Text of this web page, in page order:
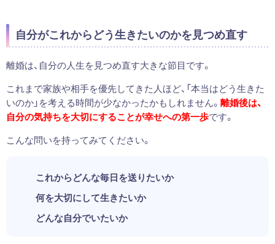
自分がこれからどう生きたいのかを見つめ直す
離婚は、自分の人生を見つめ直す大きな節目です。
これまで家族や相手を優先してきた人ほど、「本当はどう生きた
いのか」を考える時間が少なかったかもしれません。 離婚後は、
自分の気持ちを大切にすることが幸せへの第一歩です。
こんな問いを持ってみてください。
これからどんな毎日を送りたいか
何を大切にして生きたいか
どんな自分でいたいか